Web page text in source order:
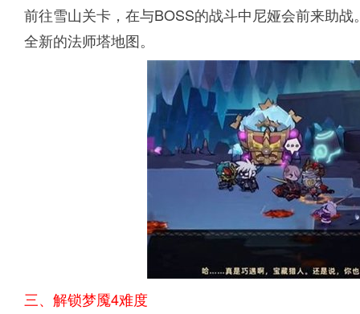
前往雪山关卡，在与BOSS的战斗中尼娅会前来助
全新的法师塔地图。
三、解锁梦魇4难度